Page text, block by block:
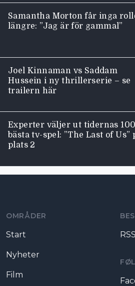
Samantha Morton får inga
längre: ”Jag är för gammal”
Joel Kinnaman vs Saddam
Hussein i ny thrillerserie – se
trailern här
Experter väljer ut tidernas 100
bästa tv-spel: ”The Last of Us”
plats 2
OMRÅDER
Start
Nyheter
Film